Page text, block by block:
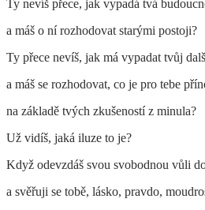
Ty nevíš přece, jak vypadá tvá
a máš o ní rozhodovat starými postoji?
Ty přece nevíš, jak má vypadat tvůj
a máš se rozhodovat, co je pro tebe
na základě tvých zkušeností z minula?
Už vidíš, jaká iluze to je?
Když odevzdáš svou svobodnou vůli
a svěřuji se tobě, lásko, pravdo,